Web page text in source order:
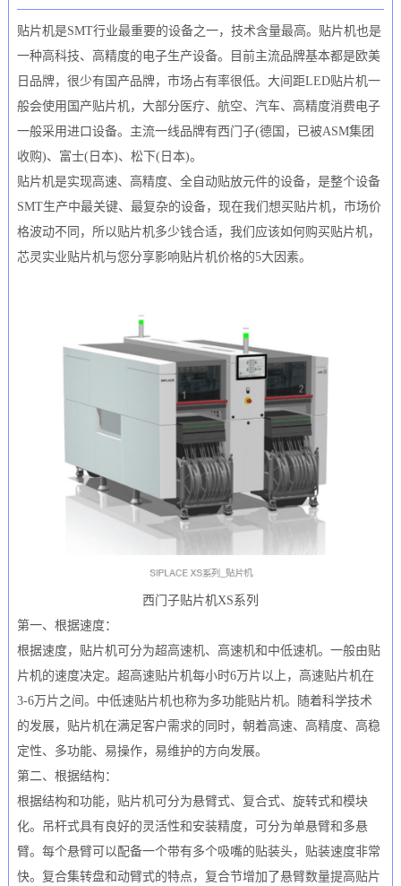
贴片机是SMT行业最重要的设备之一，技术含量最高。贴片机也是
一种高科技、高精度的电子生产设备。目前主流品牌基本都是欧美
日品牌，很少有国产品牌，市场占有率很低。大间距LED贴片机一
般会使用国产贴片机，大部分医疗、航空、汽车、高精度消费电子
一般采用进口设备。主流一线品牌有西门子(德国，已被ASM集团
收购)、富士(日本)、松下(日本)。
贴片机是实现高速、高精度、全自动贴放元件的设备，是整个设备
SMT生产中最关键、最复杂的设备，现在我们想买贴片机，市场价
格波动不同，所以贴片机多少钱合适，我们应该如何购买贴片机，
芯灵实业贴片机与您分享影响贴片机价格的5大因素。
西门子贴片机XS系列
第一、根据速度：
根据速度，贴片机可分为超高速机、高速机和中低速机。一般由贴
片机的速度决定。超高速贴片机每小时6万片以上，高速贴片机在
3-6万片之间。中低速贴片机也称为多功能贴片机。随着科学技术
的发展，贴片机在满足客户需求的同时，朝着高速、高精度、高稳
定性、多功能、易操作，易维护的方向发展。
第二、根据结构：
根据结构和功能，贴片机可分为悬臂式、复合式、旋转式和模块
化。吊杆式具有良好的灵活性和安装精度，可分为单悬臂和多悬
臂。每个悬臂可以配备一个带有多个吸嘴的贴装头，贴装速度非常
快。复合集转盘和动臂式的特点，复合节增加了悬臂数量提高贴片